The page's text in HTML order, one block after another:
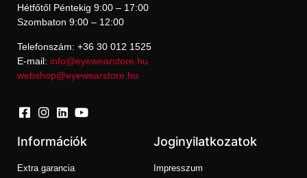
Hétfőtől Péntekig 9:00 – 17:00
Szombaton 9:00 – 12:00
Telefonszám: +36 30 012 1525
E-mail: info@eyewearstore.hu
webshop@eyewearstore.hu
Információk
Extra garancia
Joginyilatkozatok
Impresszum